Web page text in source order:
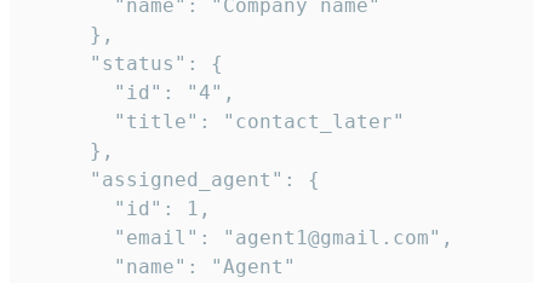
       "name": "Company name"
     },
     "status": {
       "id": "4",
       "title": "contact_later"
     },
     "assigned_agent": {
       "id": 1,
       "email": "agent1@gmail.com",
       "name": "Agent"